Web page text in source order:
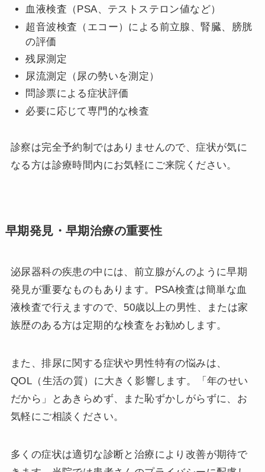
血液検査（PSA、テストステロン値など）
超音波検査（エコー）による前立腺、腎臓、膀胱
の評価
残尿測定
尿流測定（尿の勢いを測定）
問診票による症状評価
必要に応じて専門的な検査
診察は完全予約制ではありませんので、症状が気に
なる方は診療時間内にお気軽にご来院ください。
早期発見・早期治療の重要性
泌尿器科の疾患の中には、前立腺がんのように早期
発見が重要なものもあります。PSA検査は簡単な血
液検査で行えますので、50歳以上の男性、または家
族歴のある方は定期的な検査をお勧めします。
また、排尿に関する症状や男性特有の悩みは、
QOL（生活の質）に大きく影響します。「年のせい
だから」とあきらめず、また恥ずかしがらずに、お
気軽にご相談ください。
多くの症状は適切な診断と治療により改善が期待で